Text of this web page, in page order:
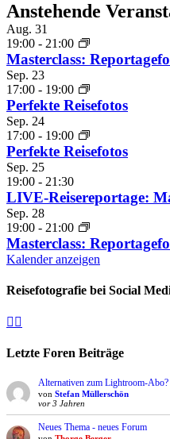
Anstehende
Aug. 31
19:00 - 21:00
Masterclass:
Sep. 23
17:00 - 19:00
Perfekte Reisefotos
Sep. 24
17:00 - 19:00
Perfekte Reisefotos
Sep. 25
19:00 - 21:30
LIVE-Reisereportage:
Sep. 28
19:00 - 21:00
Masterclass:
Kalender anzeigen
Reisefotografie bei Social
Facebook
Letzte Foren Beiträge
Alternativen zum Lightroom-Abo?
von Stefan Müllerschön
vor 3 Jahren
Neues Thema - neues Forum